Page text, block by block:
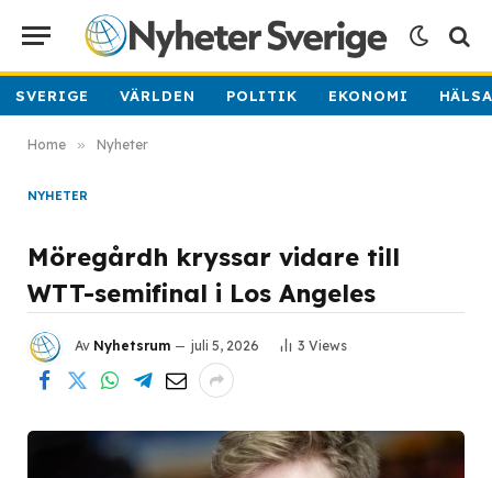
SVERIGE VÄRLDEN POLITIK EKONOMI
Home » Nyheter
NYHETER
Möregårdh kryssar vidare till
WTT-semifinal i Los Angeles
Av Nyhetsrum juli 5, 2026 3 Views